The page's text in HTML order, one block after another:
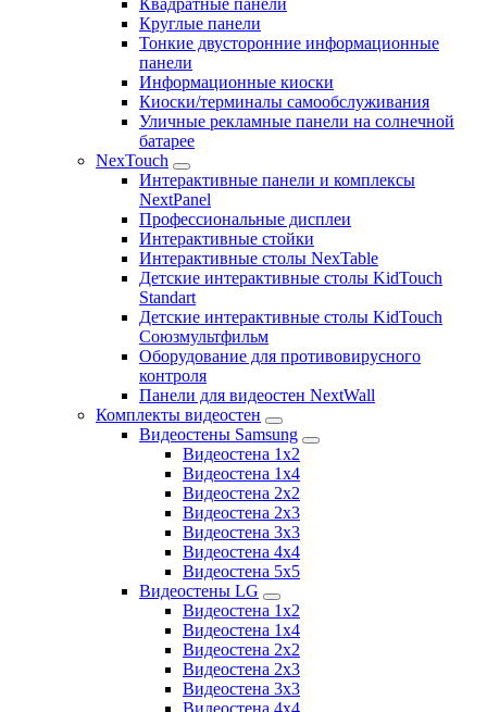
Круглые панели
Тонкие двусторонние информационные
панели
Информационные киоски
Киоски/терминалы самообслуживания
Уличные рекламные панели на солнечной
батарее
NexTouch
Интерактивные панели и комплексы
NextPanel
Профессиональные дисплеи
Интерактивные стойки
Интерактивные столы NexTable
Детские интерактивные столы KidTouch
Standart
Детские интерактивные столы KidTouch
Союзмультфильм
Оборудование для противовирусного
контроля
Панели для видеостен NextWall
Комплекты видеостен
Видеостены Samsung
Видеостена 1x2
Видеостена 1x4
Видеостена 2x2
Видеостена 2х3
Видеостена 3x3
Видеостена 4x4
Видеостена 5x5
Видеостены LG
Видеостена 1x2
Видеостена 1x4
Видеостена 2x2
Видеостена 2x3
Видеостена 3x3
Видеостена 4x4